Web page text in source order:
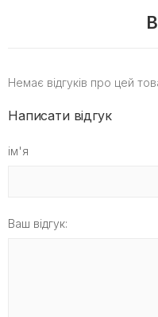
Немає відгуків про цей
Написати відгук
ім'я
Ваш відгук: